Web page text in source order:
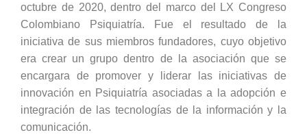
octubre de 2020, dentro del marco del LX Congreso
Colombiano Psiquiatría. Fue el resultado de la
iniciativa de sus miembros fundadores, cuyo objetivo
era crear un grupo dentro de la asociación que se
encargara de promover y liderar las iniciativas de
innovación en Psiquiatría asociadas a la adopción e
integración de las tecnologías de la información y la
comunicación.